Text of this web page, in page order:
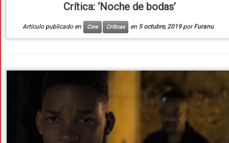
Crítica: ‘Noche de bodas’
Artículo publicado en Cine Críticas en 5 octubre, 2019 porFuranu